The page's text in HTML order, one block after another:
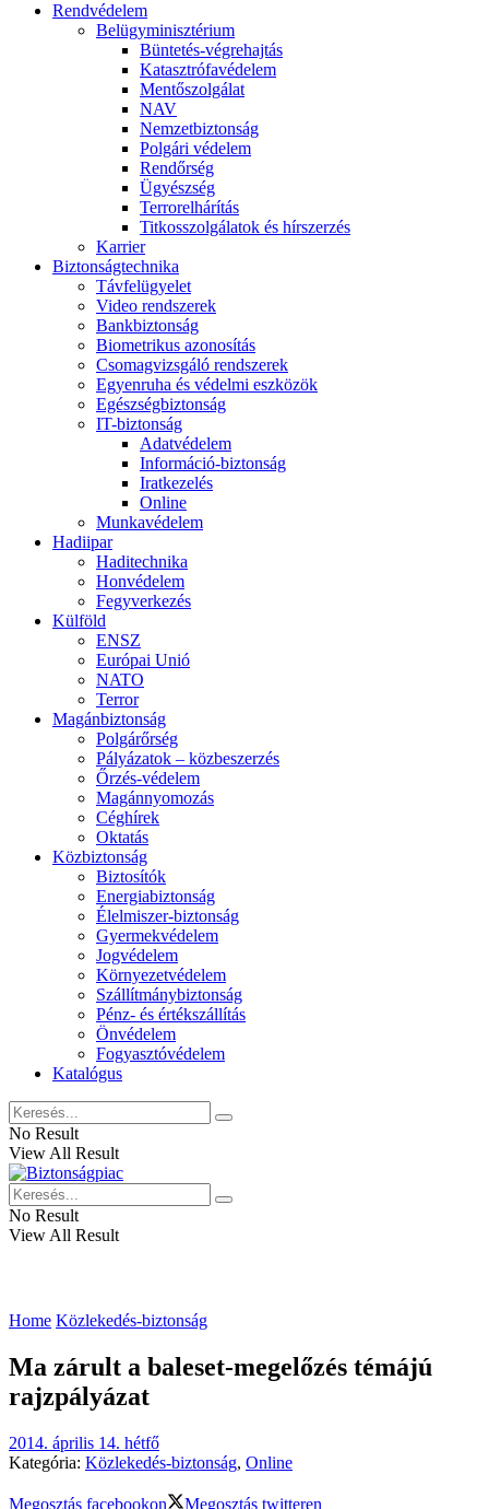
Rendvédelem
Belügyminisztérium
Büntetés-végrehajtás
Katasztrófavédelem
Mentőszolgálat
NAV
Nemzetbiztonság
Polgári védelem
Rendőrség
Ügyészség
Terrorelhárítás
Titkosszolgálatok és hírszerzés
Karrier
Biztonságtechnika
Távfelügyelet
Video rendszerek
Bankbiztonság
Biometrikus azonosítás
Csomagvizsgáló rendszerek
Egyenruha és védelmi eszközök
Egészségbiztonság
IT-biztonság
Adatvédelem
Információ-biztonság
Iratkezelés
Online
Munkavédelem
Hadiipar
Haditechnika
Honvédelem
Fegyverkezés
Külföld
ENSZ
Európai Unió
NATO
Terror
Magánbiztonság
Polgárőrség
Pályázatok – közbeszerzés
Őrzés-védelem
Magánnyomozás
Céghírek
Oktatás
Közbiztonság
Biztosítók
Energiabiztonság
Élelmiszer-biztonság
Gyermekvédelem
Jogvédelem
Környezetvédelem
Szállítmánybiztonság
Pénz- és értékszállítás
Önvédelem
Fogyasztóvédelem
Katalógus
No Result
View All Result
No Result
View All Result
Home Közlekedés-biztonság
Ma zárult a baleset-megelőzés témájú
rajzpályázat
2014. április 14. hétfő
Kategória: Közlekedés-biztonság, Online
Megosztás facebookon Megosztás twitteren